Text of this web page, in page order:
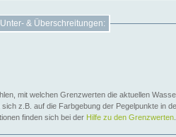
& Überschreitungen:
mit welchen Grenzwerten die aktuellen
wirkt sich z.B. auf die Farbgebung der Pegelpunkte in
finden sich bei der Hilfe zu den Grenzwerten